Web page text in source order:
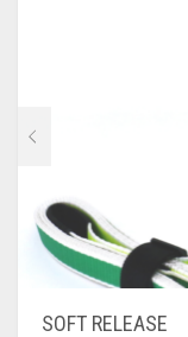
SOFT RELEASE